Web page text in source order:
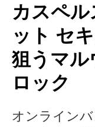
カスペ
ット セ
狙うマ
ロック
オンライン